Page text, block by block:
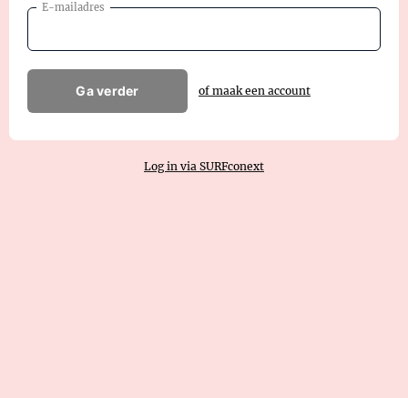
E-mailadres
Ga verder of maak een account
Log in via SURFconext